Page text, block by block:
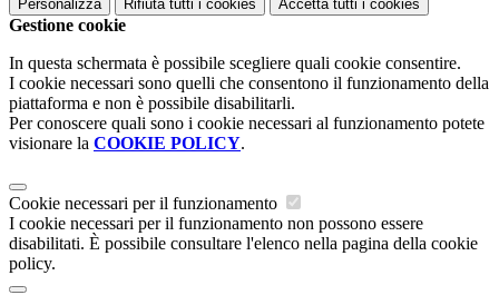
Personalizza Rifiuta tutti i cookies Accetta tutti i cookies
Gestione cookie
In questa schermata è possibile scegliere quali cookie consentire.
I cookie necessari sono quelli che consentono il funzionamento della
piattaforma e non è possibile disabilitarli.
Per conoscere quali sono i cookie necessari al funzionamento potete
visionare la COOKIE POLICY.
Cookie necessari per il funzionamento
I cookie necessari per il funzionamento non possono essere
disabilitati. È possibile consultare l'elenco nella pagina della cookie
policy.